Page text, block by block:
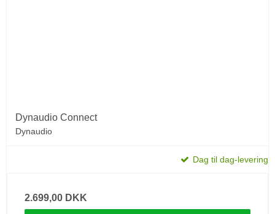
Dynaudio Connect
Dynaudio
Dag til dag-levering
2.699,00 DKK